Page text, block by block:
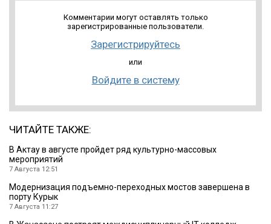
Комментарии могут оставлять только
зарегистрированные пользователи.
Зарегистрируйтесь
или
Войдите в систему
ЧИТАЙТЕ ТАКЖЕ:
В Актау в августе пройдет ряд культурно-массовых
мероприятий
7 Августа 12:51
Модернизация подъемно-переходных мостов завершена в
порту Курык
7 Августа 11:27